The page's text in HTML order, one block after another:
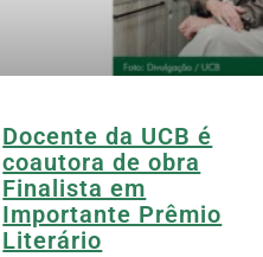
Docente da UCB é
coautora de obra
Finalista em
Importante Prêmio
Literário